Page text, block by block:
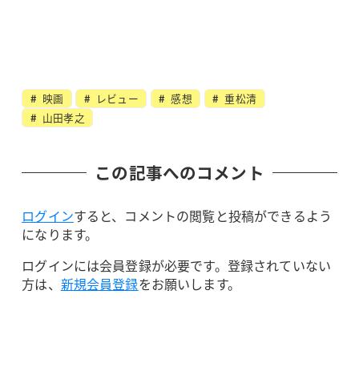
映画 レビュー 感想
重松清
山田孝之
この記事へのコメント
ログインすると、コメントの閲覧と投稿ができるよう
になります。
ログインには会員登録が必要です。登録されていない
方は、 新規会員登録をお願いします。